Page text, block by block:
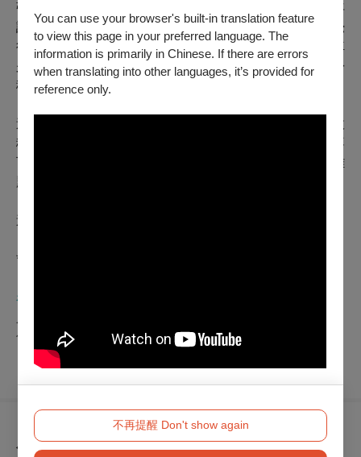
You can use your browser's built-in translation feature
to view this page in your preferred language. The
information is primarily in Chinese. If there are errors
when translating into other languages, it’s provided for
reference only.
不再提醒 Don't show again
張臉滿是風霜，終於老成他快認不得的模樣。飆車少年
說，他站在那未開燈的房間裡，隔著門縫，淚流不止，覺
得媽媽怎麼會突然老成這樣。就在那幾秒鐘的片刻，飆車
少年感覺時光飛逝，一下子長大許多，隔日就去找了一份
穩當工作，不再讓母親擔憂。
這樣的私密時刻和分享，是那一兩年田調採訪的深刻收
穫，也深深影響往後我許多創作方向。在那些我想像力不
可及的人生風景裡，有許多人正面對我難以處理的生命難
題。他們走過的步伐，都是精采故事。
這是我在監獄裡，所獲得最值錢的禮物。
*本文純屬個人觀點*
看看駐站作家其他專欄文章
你看過《後宮甄嬛傳》嗎？
為您推薦